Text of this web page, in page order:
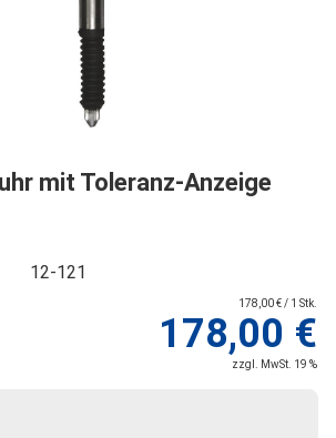
mit Toleranz-Anzeige
12-121
178,00 € / 1 Stk.
178,00 €
zzgl. MwSt. 19 %